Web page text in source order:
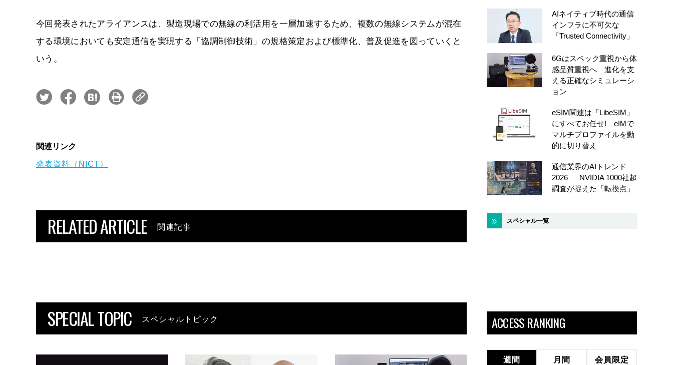
今回発表されたアライアンスは、製造現場での無線の利活用を一層加速するため、複数の無線システムが混在
する環境においても安定通信を実現する「協調制御技術」の規格策定および標準化、普及促進を図っていくと
いう。
関連リンク
発表資料（NICT）
RELATED ARTICLE 関連記事
SPECIAL TOPIC スペシャルトピック
AIネイティブ時代の通信
インフラに不可欠な
「Trusted Connectivity」
6Gはスペック重視から体
感品質重視へ 進化を支
える正確なシミュレーシ
ョン
eSIM関連は「LibeSIM」
にすべてお任せ! eIMで
マルチプロファイルを動
的に切り替え
通信業界のAIトレンド
2026 ― NVIDIA 1000社超
調査が捉えた「転換点」
スペシャル一覧
ACCESS RANKING
週間 月間 会員限定